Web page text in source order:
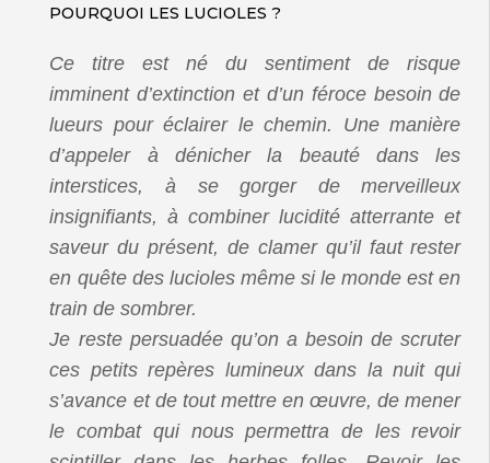
POURQUOI LES LUCIOLES ?
Ce titre est né du sentiment de risque
imminent d’extinction et d’un féroce besoin de
lueurs pour éclairer le chemin. Une manière
d’appeler à dénicher la beauté dans les
interstices, à se gorger de merveilleux
insignifiants, à combiner lucidité atterrante et
saveur du présent, de clamer qu’il faut rester
en quête des lucioles même si le monde est en
train de sombrer.
Je reste persuadée qu’on a besoin de scruter
ces petits repères lumineux dans la nuit qui
s’avance et de tout mettre en œuvre, de mener
le combat qui nous permettra de les revoir